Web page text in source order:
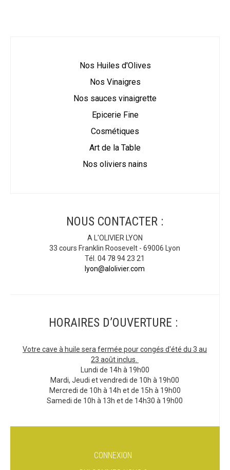
Nos Huiles d'Olives
Nos Vinaigres
Nos sauces vinaigrette
Epicerie Fine
Cosmétiques
Art de la Table
Nos oliviers nains
NOUS CONTACTER :
A L'OLIVIER LYON
33 cours Franklin Roosevelt - 69006 Lyon
Tél. 04 78 94 23 21
lyon@alolivier.com
HORAIRES D’OUVERTURE :
Votre cave à huile sera fermée pour congés d'été du 3 au
23 août inclus.
Lundi de 14h à 19h00
Mardi, Jeudi et vendredi de 10h à 19h00
Mercredi de 10h à 14h et de 15h à 19h00
Samedi de 10h à 13h et de 14h30 à 19h00
CONNEXION